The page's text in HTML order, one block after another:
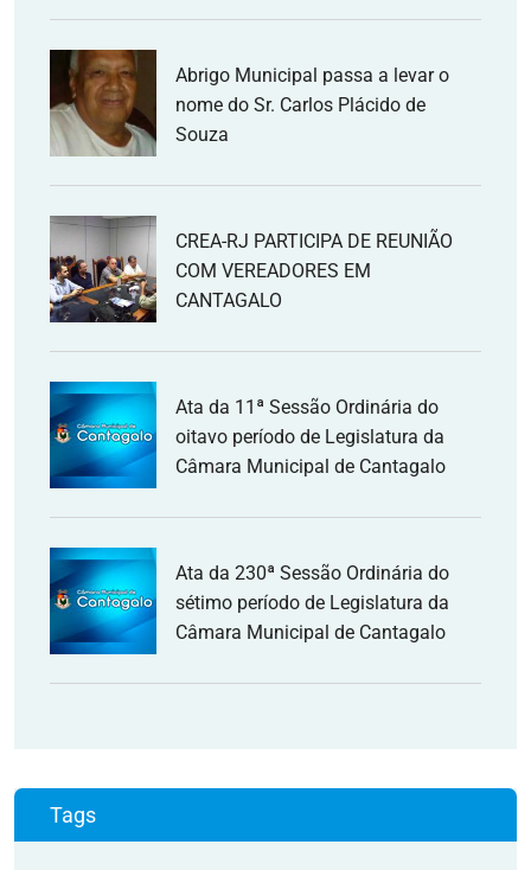
Abrigo Municipal passa a levar o
nome do Sr. Carlos Plácido de
Souza
CREA-RJ PARTICIPA DE REUNIÃO
COM VEREADORES EM
CANTAGALO
Ata da 11ª Sessão Ordinária do
oitavo período de Legislatura da
Câmara Municipal de Cantagalo
Ata da 230ª Sessão Ordinária do
sétimo período de Legislatura da
Câmara Municipal de Cantagalo
Tags